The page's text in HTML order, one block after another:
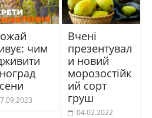
чим
Вчені
презентувал
и новий
морозостійк
ий сорт
груш
04.02.2022